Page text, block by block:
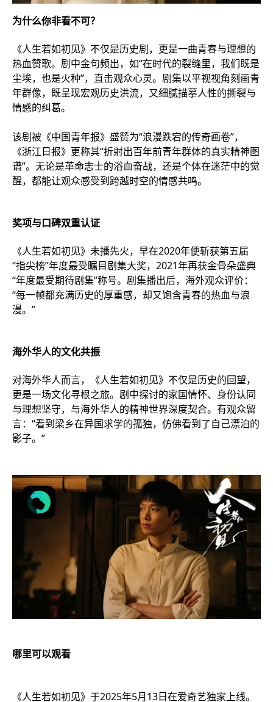
为什么你非看不可？
《人生若如初见》不仅是历史剧，更是一曲青春与理想的
热血赞歌。剧中金句频出，如“在时代的裂缝里，我们既是
尘埃，也是火种”，直击观众心灵。剧集以平视视角刻画青
年群像，既呈现宏观历史洪流，又细腻描摹人性的撕裂与
情感的纠葛。
该剧被《中国青年报》盛赞为“浪漫跌宕的传奇画卷”，
《浙江日报》更称其“折射出百年前青年群体的真实精神图
谱”。无论是革命志士的浴血奋战，还是个体在迷茫中的觉
醒，都能让观众感受到跨越时空的情感共鸣。
奖项与口碑双重认证
《人生若如初见》未播先火，早在2020年便斩获第五届
“指尖榜”年度最受瞩目剧集大奖，2021年再获金骨朵盛典
“年度最受期待剧集”称号。剧集播出后，海外观众评价：
“每一帧都充满历史的厚重感，却又饱含青春的热血与浪
漫。”
海外华人的文化共振
对海外华人而言，《人生若如初见》不仅是历史的回望，
更是一场文化寻根之旅。剧中探讨的家国情怀、身份认同
与理想坚守，与海外华人的精神世界深度契合。有观众留
言：“看到梁乡在异国求学的孤独，仿佛看到了自己漂泊的
影子。”
哪里可以观看
《人生若如初见》于2025年5月13日在爱奇艺独家上线。